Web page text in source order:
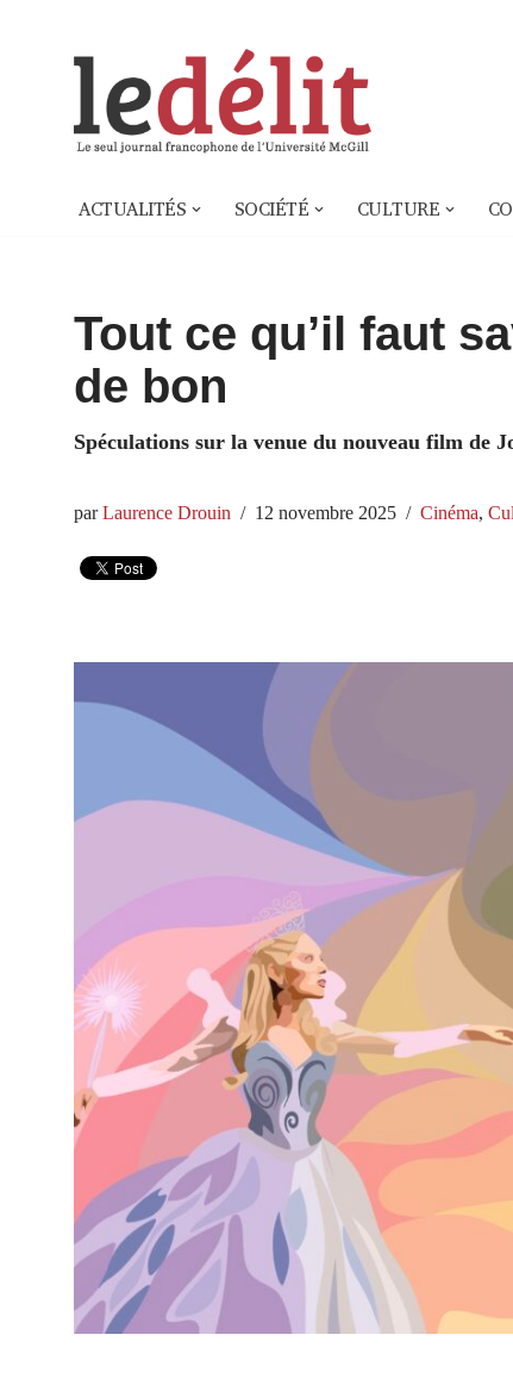
ACTUALITÉS SOCIÉTÉ CULTURE
Tout ce qu’il faut
de bon
Spéculations sur la venue du nouveau film de
parLaurence Drouin 12 novembre 2025 Cinéma,